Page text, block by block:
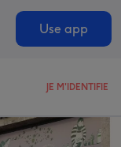
Use app
JE M'IDENTIFIE